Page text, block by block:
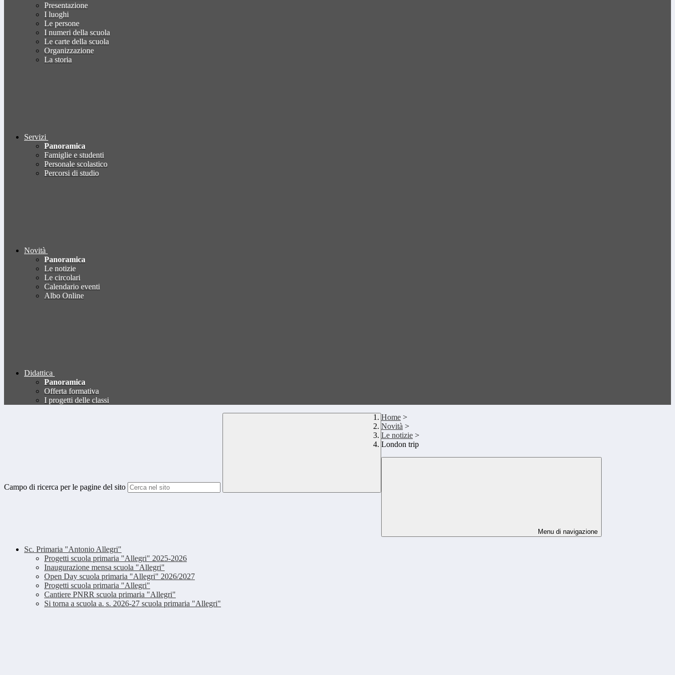
Presentazione
I luoghi
Le persone
I numeri della scuola
Le carte della scuola
Organizzazione
La storia
Servizi
Panoramica
Famiglie e studenti
Personale scolastico
Percorsi di studio
Novità
Panoramica
Le notizie
Le circolari
Calendario eventi
Albo Online
Didattica
Panoramica
Offerta formativa
I progetti delle classi
Campo di ricerca per le pagine del sito
Home >
Novità >
Le notizie >
London trip
Menu di navigazione
Sc. Primaria "Antonio Allegri"
Progetti scuola primaria "Allegri" 2025-2026
Inaugurazione mensa scuola "Allegri"
Open Day scuola primaria "Allegri" 2026/2027
Progetti scuola primaria "Allegri"
Cantiere PNRR scuola primaria "Allegri"
Si torna a scuola a. s. 2026-27 scuola primaria "Allegri"